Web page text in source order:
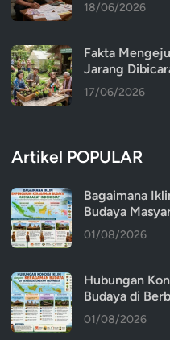
18/06/2026
Fakta
Jarang
17/06/2026
Artikel POPULAR
Bagaimana
Budaya
01/08/2026
Hubungan
Budaya di
01/08/2026